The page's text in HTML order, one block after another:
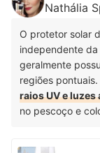
Nathália
O protetor solar
independente
geralmente
regiões
raios UV e
no pescoço e